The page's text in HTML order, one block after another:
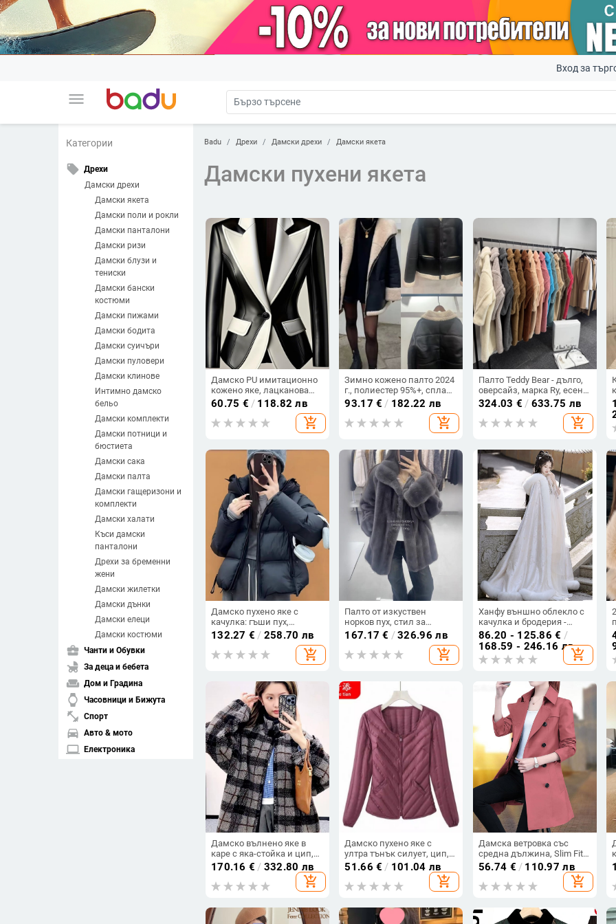
menu
Вход за
Категории
local_offer Дрехи
Дамски дрехи
Дамски якета
Дамски поли и рокли
Дамски панталони
Дамски ризи
Дамски блузи и
тениски
Дамски бански
костюми
Дамски пижами
Дамски бодита
Дамски суичъри
Дамски пуловери
Дамски клинове
Интимно дамско
бельо
Дамски комплекти
Дамски потници и
бюстиета
Дамски сака
Дамски палта
Дамски гащеризони и
комплекти
Дамски халати
Къси дамски
панталони
Дрехи за бременни
жени
Дамски жилетки
Дамски дънки
Дамски елеци
Дамски костюми
business_center Чанти и Обувки
child_friendly За деца и бебета
weekend Дом и Градина
watch Часовници и Бижута
fitness_center Спорт
directions_car Авто & мото
laptop Електроника
Badu Дрехи Дамски дрехи Дамски якета
Дамски пухени якета
Дамско PU имитационно
кожено яке, лацканова
яка, дълги ръкави, едно
копче отпред,
полиестерова материя
60.75 € / 118.82 лв
add_shopping_cart
Зимно кожено палто 2024
г., полиестер 95%+, сплайс
дизайн
93.17 € / 182.22 лв
add_shopping_cart
Палто Teddy Bear - дълго,
оверсайз, марка Ry, есен
2025, вълнена материя с
camel hair 30-50% и Wool
70-80%
324.03 € / 633.75 лв
add_shopping_cart
Дамско пухено яке с
качулка: гъши пух,
съдържание 56–60%,
Nylon плат, дебело
изработване, елегантен
132.27 € / 258.70 лв
add_shopping_cart
Палто от изкуствен
норков пух, стил за
светски дами, ръкав с
криле, без яка, 2025 зима
167.17 € /326.96 лв
add_shopping_cart
Ханфу външно облекло с
качулка и бродерия -
удебелен дълго палто с
наметало, национален
стил, полиестер 70-80%
(Пролет 2023)
86.20 - 125.86 € /
168.59 - 246.16 лв
add_shopping_cart
Дамско вълнено яке в
каре с яка-стойка и цип,
есен-зима 2025
170.16 € / 332.80 лв
add_shopping_cart
Дамско пухено яке с
ултра тънък силует, цип,
V-образно деколте, къса
дължина, пълнеж: бял
гъши пух 50%
51.66 € / 101.04 лв
add_shopping_cart
Дамска ветровка със
средна дължина, Slim Fit,
лацпол яка, полиестер
95%+
56.74 € / 110.97 лв
add_shopping_cart